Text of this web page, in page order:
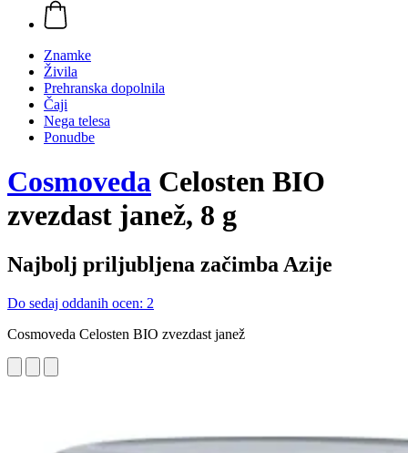
Znamke
Živila
Prehranska dopolnila
Čaji
Nega telesa
Ponudbe
Cosmoveda Celosten BIO
zvezdast janež, 8 g
Najbolj priljubljena začimba Azije
Do sedaj oddanih ocen: 2
Cosmoveda Celosten BIO zvezdast janež